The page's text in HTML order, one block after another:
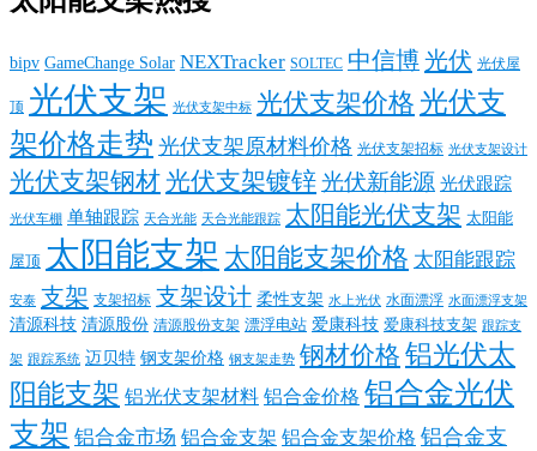
bipv GameChange Solar NEXTracker SOLTEC 中信博光伏 光伏屋
顶 光伏支架 光伏支架中标 光伏支架价格 光伏支
架价格走势 光伏支架原材料价格 光伏支架招标 光伏支架设计
光伏支架钢材光伏支架镀锌光伏新能源 光伏跟踪
光伏车棚 单轴跟踪 天合光能 天合光能跟踪 太阳能光伏支架 太阳能
屋顶 太阳能支架 太阳能支架价格 太阳能跟踪
安泰 支架 支架招标 支架设计 柔性支架 水上光伏 水面漂浮 水面漂浮支架
清源科技 清源股份 清源股份支架 漂浮电站 爱康科技 爱康科技支架 跟踪支
架 跟踪系统 迈贝特 钢支架价格 钢支架走势 钢材价格 铝光伏太
阳能支架 铝光伏支架材料 铝合金价格 铝合金光伏
支架 铝合金市场 铝合金支架 铝合金支架价格 铝合金支